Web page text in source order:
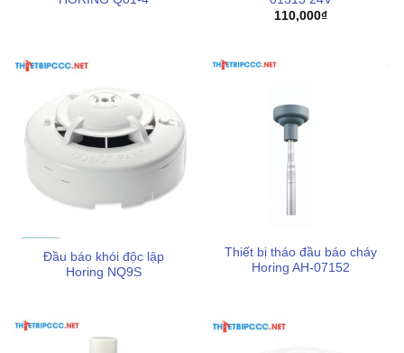
Quý khách hàng có nhu cầu tìm mua sản phẩm có thể
hoàn toàn tin tưởng vào dịch vụ cung ứng chuyên nghiệp
của chúng tôi. Thiết bị pccc levu liên hệ 0898123114 cam
kết mang đến những sản phẩm chất lượng cao với chính
sách bảo hành 12 tháng theo tiêu chuẩn nhà sản xuất.
cháychính hãng chất lượng cao đạt đủ các yêu cầu an
110,000₫
Đầu báo khói độc lập
Horing NQ9S
Thiết bị tháo đầu báo cháy
Horing AH-07152